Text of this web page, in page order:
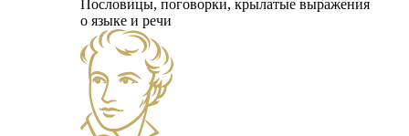
Пословицы, поговорки, крылатые выражения
о языке и речи